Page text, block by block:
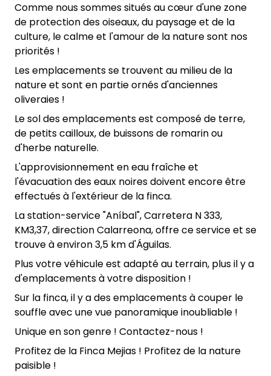
Comme nous sommes situés au cœur d'une zone
de protection des oiseaux, du paysage et de la
culture, le calme et l'amour de la nature sont nos
priorités !
Les emplacements se trouvent au milieu de la
nature et sont en partie ornés d'anciennes
oliveraies !
Le sol des emplacements est composé de terre,
de petits cailloux, de buissons de romarin ou
d'herbe naturelle.
L'approvisionnement en eau fraîche et
l'évacuation des eaux noires doivent encore être
effectués à l'extérieur de la finca.
La station-service "Aníbal", Carretera N 333,
KM3,37, direction Calarreona, offre ce service et se
trouve à environ 3,5 km d'Águilas.
Plus votre véhicule est adapté au terrain, plus il y a
d'emplacements à votre disposition !
Sur la finca, il y a des emplacements à couper le
souffle avec une vue panoramique inoubliable !
Unique en son genre ! Contactez-nous !
Profitez de la Finca Mejias ! Profitez de la nature
paisible !